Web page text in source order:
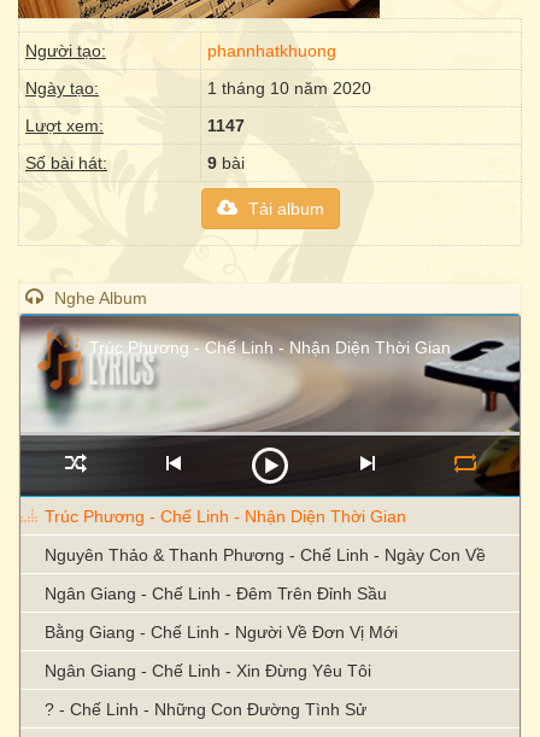
Người tạo:
phannhatkhuong
Ngày tạo:
1 tháng 10 năm 2020
Lượt xem:
1147
Số bài hát:
9 bài
Tải album
Nghe Album
Trúc Phương - Chế Linh - Nhận Diện Thời Gian
Trúc Phương - Chế Linh - Nhận Diện Thời Gian
Nguyên Thảo & Thanh Phương - Chế Linh - Ngày Con Về
Ngân Giang - Chế Linh - Đêm Trên Đỉnh Sầu
Bằng Giang - Chế Linh - Người Về Đơn Vị Mới
Ngân Giang - Chế Linh - Xin Đừng Yêu Tôi
? - Chế Linh - Những Con Đường Tình Sử